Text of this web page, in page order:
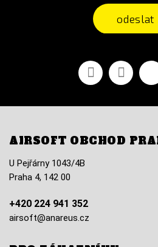
odeslat
FacebookYouTube
AIRSOFT OBCHOD
U Pejřárny 1043/4B
Praha 4, 142 00
+420 224 941 352
airsoft@anareus.cz